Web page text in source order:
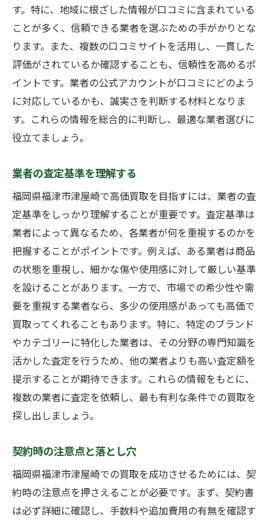
す。特に、地域に根ざした情報が口コミに含まれている
ことが多く、信頼できる業者を選ぶための手がかりとな
ります。また、複数の口コミサイトを活用し、一貫した
評価がされているか確認することも、信頼性を高めるポ
イントです。業者の公式アカウントが口コミにどのよう
に対応しているかも、誠実さを判断する材料となりま
す。これらの情報を総合的に判断し、最適な業者選びに
役立てましょう。
業者の査定基準を理解する
福岡県福津市津屋崎で高価買取を目指すには、業者の査
定基準をしっかり理解することが重要です。査定基準は
業者によって異なるため、各業者が何を重視するのかを
把握することがポイントです。例えば、ある業者は商品
の状態を重視し、細かな傷や使用感に対して厳しい基準
を設けることがあります。一方で、市場での希少性や需
要を重視する業者なら、多少の使用感があっても高価で
買取ってくれることもあります。特に、特定のブランド
やカテゴリーに特化した業者は、その分野の専門知識を
活かした査定を行うため、他の業者よりも高い査定額を
提示することが期待できます。これらの情報をもとに、
複数の業者に査定を依頼し、最も有利な条件での買取を
探し出しましょう。
契約時の注意点と落とし穴
福岡県福津市津屋崎での買取を成功させるためには、契
約時の注意点を押さえることが必要です。まず、契約書
は必ず詳細に確認し、手数料や追加費用の有無を確認す